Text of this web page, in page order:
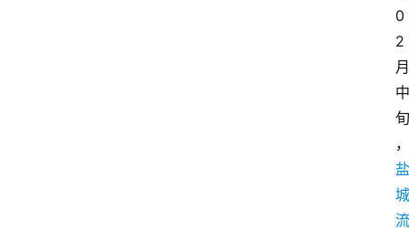
0
2
月
中
旬
，
盐
城
流